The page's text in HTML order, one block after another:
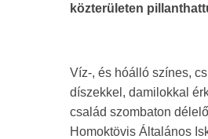
közterületen
Víz-, és hóálló színes,
díszekkel, damilokkal
család szombaton
Homoktövis Általános